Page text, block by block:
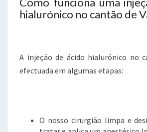
hialurónico no cantão de
A injeção de ácido hialurónico no
efectuada em algumas etapas:
O nosso cirurgião limpa e